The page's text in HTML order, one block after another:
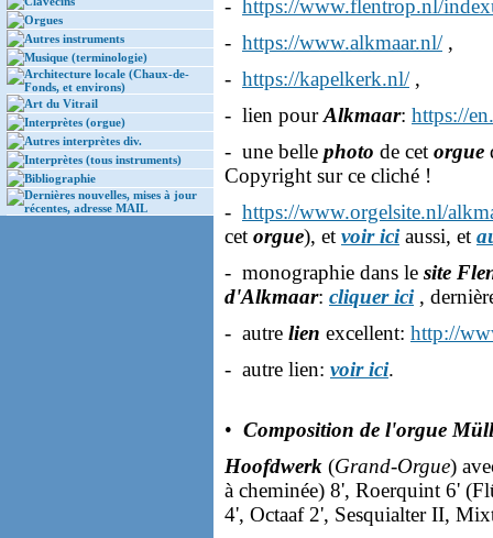
Orgues
Autres instruments
Musique (terminologie)
Architecture locale (Chaux-de-
Fonds, et environs)
Art du Vitrail
Interprètes (orgue)
Autres interprètes div.
Interprètes (tous instruments)
Bibliographie
Dernières nouvelles, mises à jour
récentes, adresse MAIL
- https://www.flentrop.nl/
- https://www.alkmaar.nl/,
- https://kapelkerk.nl/,
- lien pourAlkmaar: https://
- une belle photo de cet orgue
Copyright sur ce cliché !
- https://www.orgelsite.nl/
cet orgue), et voir iciaussi, et
- monographie dans le site
d'Alkmaar: cliquer ici,
- autre lien excellent: http://
- autre lien: voir ici.
• Composition de l'orgue
Hoofdwerk (Grand-Orgue)
à cheminée) 8', Roerquint 6'
4', Octaaf 2', Sesquialter II,